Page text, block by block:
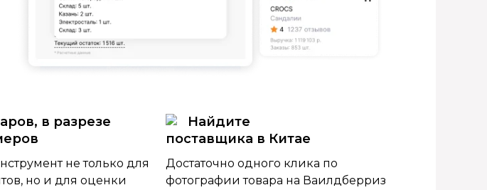
в разрезе
не только для
но и для оценки
Найдите
поставщика в Китае
Достаточно одного клика по
фотографии товара на Ваилдберриз